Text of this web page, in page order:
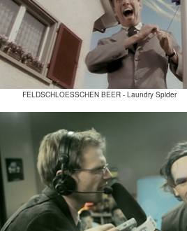
FELDSCHLOESSCHEN BEER - Laundry Spider